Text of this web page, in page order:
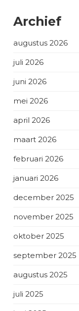
Archief
augustus 2026
juli 2026
juni 2026
mei 2026
april 2026
maart 2026
februari 2026
januari 2026
december 2025
november 2025
oktober 2025
september 2025
augustus 2025
juli 2025